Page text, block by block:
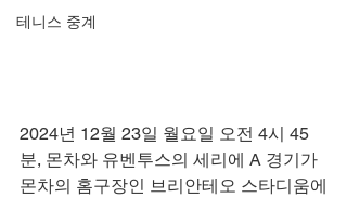
테니스 중계
2024년 12월 23일 월요일 오전 4시 45
분, 몬차와 유벤투스의 세리에 A 경기가
몬차의 홈구장인 브리안테오 스타디움에